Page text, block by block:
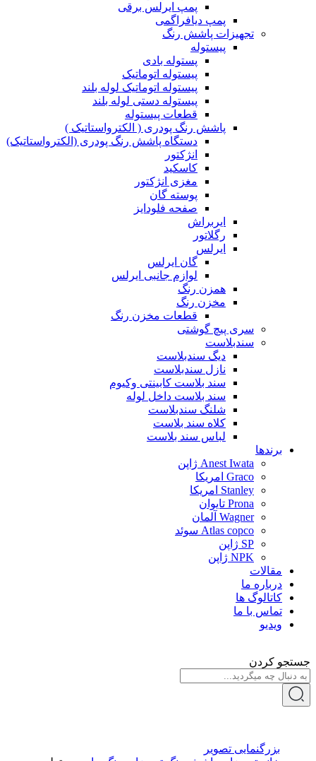
پمپ ایرلس برقی
پمپ دیافراگمی
تجهیزات پاشش رنگ
پیستوله
پستوله بادی
پیستوله اتوماتیک
پیستوله اتوماتیک لوله بلند
پیستوله دستی لوله بلند
قطعات پیستوله
پاشش رنگ پودری ( الکترواستاتیک )
دستگاه پاشش رنگ پودری (الکترواستاتیک)
انژکتور
کاسکید
مغزی انژکتور
پوسته گان
صفحه فلودایز
ایربراش
رگلاتور
ایرلس
گان ایرلس
لوازم جانبی ایرلس
همزن رنگ
مخزن رنگ
قطعات مخزن رنگ
سری پیچ گوشتی
سندبلاست
دیگ سندبلاست
نازل سندبلاست
سند بلاست کابینتی وکیوم
سند بلاست داخل لوله
شلنگ سندبلاست
کلاه سند بلاست
لباس سند بلاست
برندها
Anest Iwata ژاپن
Graco امریکا
Stanley امریکا
Prona تایوان
Wagner آلمان
Atlas copco سوئد
SP ژاپن
NPK ژاپن
مقالات
درباره ما
کاتالوگ ها
تماس با ما
ویدیو
جستجو کردن
بزرگنمایی تصویر